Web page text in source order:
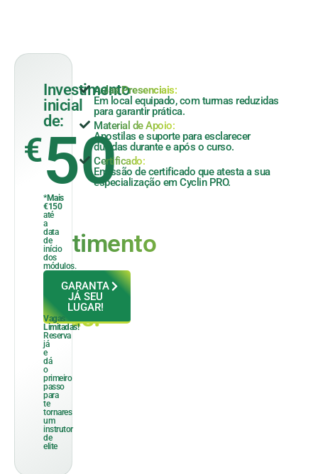
teu
investimento
será
apenas:
Investimento
inicial
de:
€50
*Mais
€150
até
a
data
de
início
dos
módulos.
GARANTA
JÁ SEU
LUGAR!
Vagas
Limitadas!
Reserva
já
e
dá
o
primeiro
passo
para
te
tornares
um
instrutor
de
elite
Aulas Presenciais​:
Em local equipado, com turmas reduzidas
para garantir prática.
Material de Apoio:
Apostilas e suporte para esclarecer
dúvidas durante e após o curso.
Certificado:
Emissão de certificado que atesta a sua
especialização em Cyclin PRO.